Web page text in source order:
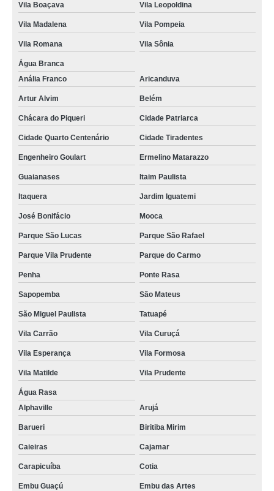
Vila Boaçava Vila Leopoldina
Vila Madalena Vila Pompeia
Vila Romana Vila Sônia
Água Branca
Anália Franco
Aricanduva
Artur Alvim Belém
Chácara do Piqueri Cidade Patriarca
Cidade Quarto Centenário Cidade Tiradentes
Engenheiro Goulart Ermelino Matarazzo
Guaianases Itaim Paulista
Itaquera Jardim Iguatemi
José Bonifácio Mooca
Parque São Lucas Parque São Rafael
Parque Vila Prudente Parque do Carmo
Penha Ponte Rasa
Sapopemba São Mateus
São Miguel Paulista Tatuapé
Vila Carrão Vila Curuçá
Vila Esperança Vila Formosa
Vila Matilde Vila Prudente
Água Rasa
Alphaville
Arujá
Barueri Biritiba Mirim
Caieiras Cajamar
Carapicuíba Cotia
Embu Guaçú Embu das Artes